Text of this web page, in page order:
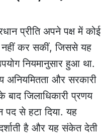
प्रीति अपने पक्ष में कोई
नहीं कर सकीं, जिससे यह
नियमानुसार हुआ था.
अनियमितता और सरकारी
जिलाधिकारी प्रणय
पद से हटा दिया. यह
है और यह संकेत देती